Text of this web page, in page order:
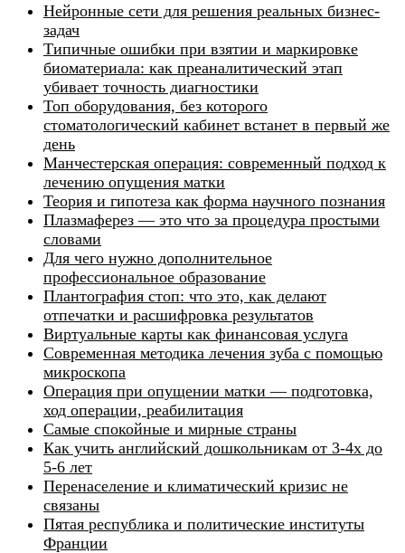
Нейронные сети для решения реальных бизнес-
задач
Типичные ошибки при взятии и маркировке
биоматериала: как преаналитический этап
убивает точность диагностики
Топ оборудования, без которого
стоматологический кабинет встанет в первый же
день
Манчестерская операция: современный подход к
лечению опущения матки
Теория и гипотеза как форма научного познания
Плазмаферез — это что за процедура простыми
словами
Для чего нужно дополнительное
профессиональное образование
Плантография стоп: что это, как делают
отпечатки и расшифровка результатов
Виртуальные карты как финансовая услуга
Современная методика лечения зуба с помощью
микроскопа
Операция при опущении матки — подготовка,
ход операции, реабилитация
Самые спокойные и мирные страны
Как учить английский дошкольникам от 3-4х до
5-6 лет
Перенаселение и климатический кризис не
связаны
Пятая республика и политические институты
Франции